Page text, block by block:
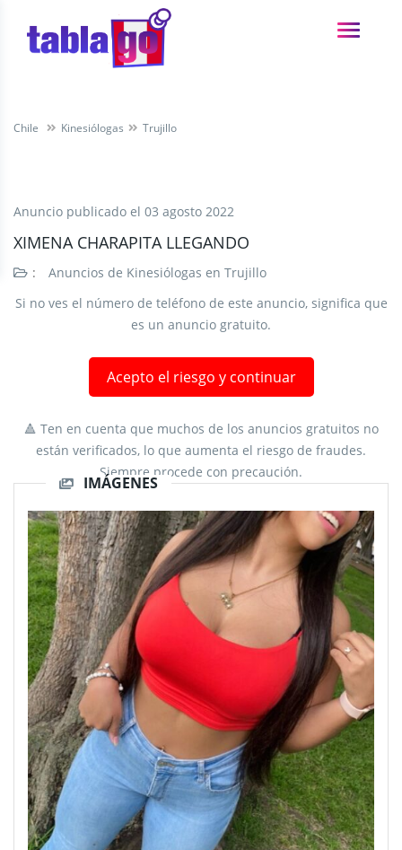
Chile Kinesiólogas Trujillo
Anuncio publicado el 03 agosto 2022
XIMENA CHARAPITA LLEGANDO
:
Anuncios de Kinesiólogas en Trujillo
Si no ves el número de teléfono de este anuncio, significa que
es un anuncio gratuito.
Acepto el riesgo y continuar
🔺 Ten en cuenta que muchos de los anuncios gratuitos no
están verificados, lo que aumenta el riesgo de fraudes.
Siempre procede con precaución.
IMÁGENES